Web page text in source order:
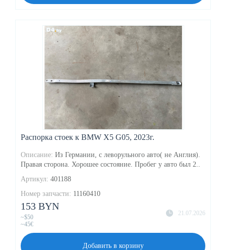
Распорка стоек к BMW X5 G05, 2023г.
Описание: Из Германии, с леворульного авто( не Англия).
Правая сторона. Хорошее состояние. Пробег у авто был 2..
Артикул: 401188
Номер запчасти: 11160410
21.07.2026
153 BYN
~$50
~45€
Добавить в корзину